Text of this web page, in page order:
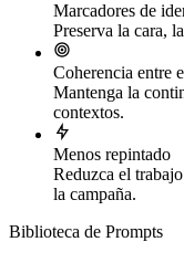
Marcadores de
Preserva la cara,
Coherencia entre
Mantenga la
contextos.
Menos repintado
Reduzca el
la campaña.
Biblioteca de Prompts